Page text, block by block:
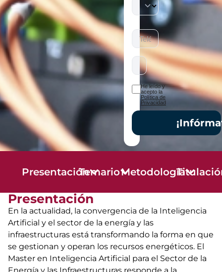
He leído y
acepto la
Política de
Privacidad
PresentaciónTemarioMetodología
Presentación
En la actualidad, la convergencia de la Inteligencia
Artificial y el sector de la energía y las
infraestructuras está transformando la forma en que
se gestionan y operan los recursos energéticos. El
Master en Inteligencia Artificial para el Sector de la